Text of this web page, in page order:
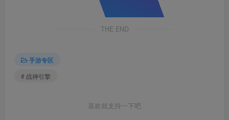
THE END
手游专区
# 战神引擎
喜欢就支持一下吧